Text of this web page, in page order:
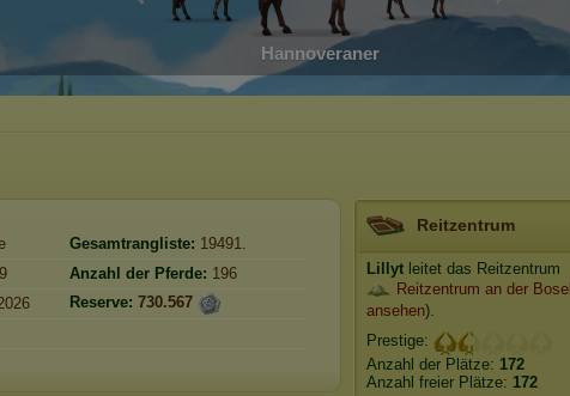
Hannoveraner
Gesamtrangliste: 19491.
Anzahl der Pferde: 196
Reserve: 730.567
Reitzentrum
Lillyt leitet das Reitzentrum
Reitzentrum an der Bosel
ansehen).
Prestige:
Anzahl der Plätze: 172
Anzahl freier Plätze: 172